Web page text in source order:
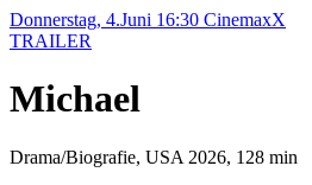
Donnerstag, 4.Juni 16:30 CinemaxX
TRAILER
Michael
Drama/Biografie, USA 2026, 128 min